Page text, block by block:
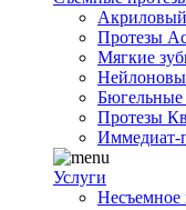
Акриловый
Протезы
Мягкие
Бюгельные
Протезы
Иммедиат-
Услуги
Несъемное